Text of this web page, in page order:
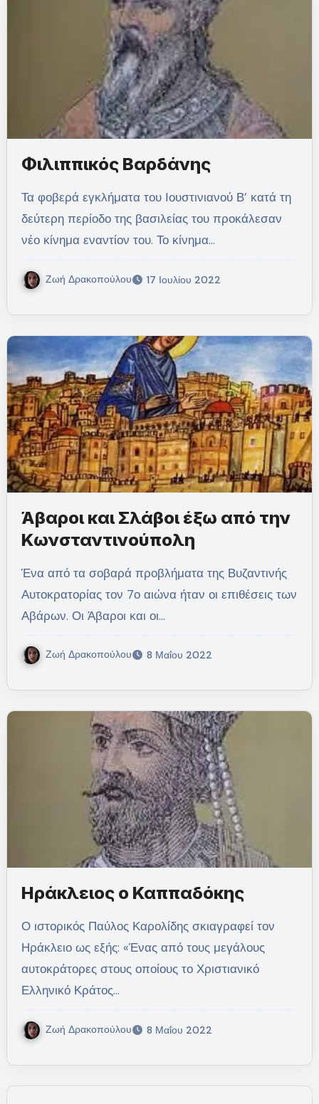
Φιλιππικός Βαρδάνης
Τα φοβερά εγκλήματα του Ιουστινιανού Β’ κατά τη
δεύτερη περίοδο της βασιλείας του προκάλεσαν
νέο κίνημα εναντίον του. Το κίνημα…
Ζωή Δρακοπούλου 17 Ιουλίου 2022
Άβαροι και Σλάβοι έξω από την
Κωνσταντινούπολη
Ένα από τα σοβαρά προβλήματα της Βυζαντινής
Αυτοκρατορίας τον 7ο αιώνα ήταν οι επιθέσεις των
Αβάρων. Οι Άβαροι και οι…
Ζωή Δρακοπούλου 8 Μαΐου 2022
Ηράκλειος ο Καππαδόκης
Ο ιστορικός Παύλος Καρολίδης σκιαγραφεί τον
Ηράκλειο ως εξής: «Ένας από τους μεγάλους
αυτοκράτορες στους οποίους το Χριστιανικό
Ελληνικό Κράτος…
Ζωή Δρακοπούλου 8 Μαΐου 2022